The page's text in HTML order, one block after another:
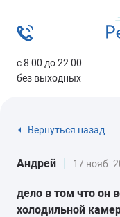
с 8:00 до 22:00
без выходных
Вернуться назад
Андрей 17 нояб.
дело в том что он
холодильной